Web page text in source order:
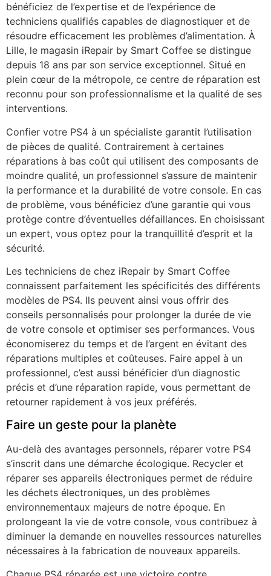
bénéficiez de l’expertise et de l’expérience de
techniciens qualifiés capables de diagnostiquer et de
résoudre efficacement les problèmes d’alimentation. À
Lille, le magasin iRepair by Smart Coffee se distingue
depuis 18 ans par son service exceptionnel. Situé en
plein cœur de la métropole, ce centre de réparation est
reconnu pour son professionnalisme et la qualité de ses
interventions.
Confier votre PS4 à un spécialiste garantit l’utilisation
de pièces de qualité. Contrairement à certaines
réparations à bas coût qui utilisent des composants de
moindre qualité, un professionnel s’assure de maintenir
la performance et la durabilité de votre console. En cas
de problème, vous bénéficiez d’une garantie qui vous
protège contre d’éventuelles défaillances. En choisissant
un expert, vous optez pour la tranquillité d’esprit et la
sécurité.
Les techniciens de chez iRepair by Smart Coffee
connaissent parfaitement les spécificités des différents
modèles de PS4. Ils peuvent ainsi vous offrir des
conseils personnalisés pour prolonger la durée de vie
de votre console et optimiser ses performances. Vous
économiserez du temps et de l’argent en évitant des
réparations multiples et coûteuses. Faire appel à un
professionnel, c’est aussi bénéficier d’un diagnostic
précis et d’une réparation rapide, vous permettant de
retourner rapidement à vos jeux préférés.
Faire un geste pour la planète
Au-delà des avantages personnels, réparer votre PS4
s’inscrit dans une démarche écologique. Recycler et
réparer ses appareils électroniques permet de réduire
les déchets électroniques, un des problèmes
environnementaux majeurs de notre époque. En
prolongeant la vie de votre console, vous contribuez à
diminuer la demande en nouvelles ressources naturelles
nécessaires à la fabrication de nouveaux appareils.